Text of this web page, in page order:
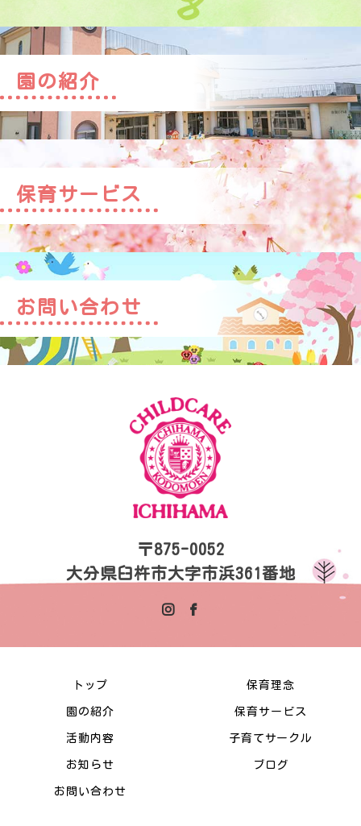
園の紹介
保育サービス
お問い合わせ
〒875-0052
大分県臼杵市大字市浜361番地
トップ 保育理念
園の紹介 保育サービス
活動内容 子育てサークル
お知らせ ブログ
お問い合わせ